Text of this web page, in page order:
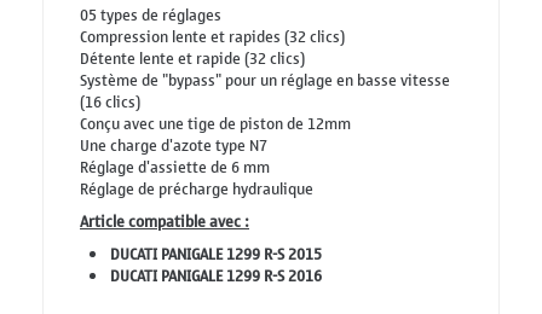
05 types de réglages
Compression lente et rapides (32 clics)
Détente lente et rapide (32 clics)
Système de "bypass" pour un réglage en basse vitesse
(16 clics)
Conçu avec une tige de piston de 12mm
Une charge d'azote type N7
Réglage d'assiette de 6 mm
Réglage de précharge hydraulique
Article compatible avec :
DUCATI PANIGALE 1299 R-S 2015
DUCATI PANIGALE 1299 R-S 2016